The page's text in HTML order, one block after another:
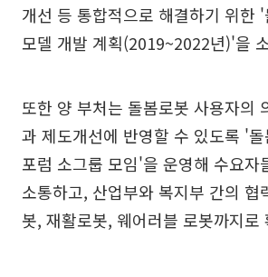
개선 등 통합적으로 해결하기 위한
모델 개발 계획(2019~2022년)'을
또한 양 부처는 돌봄로봇 사용자의
과 제도개선에 반영할 수 있도록 '
포럼 소그룹 모임'을 운영해 수요자
소통하고, 산업부와 복지부 간의 협
봇, 재활로봇, 웨어러블 로봇까지로